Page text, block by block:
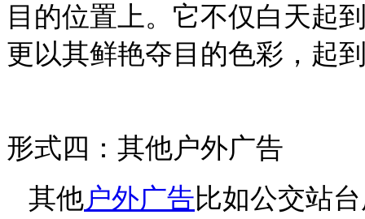
目的位置上。它不仅白天起
更以其鲜艳夺目的色彩，起
形式四：其他户外广告
其他户外广告比如公交站